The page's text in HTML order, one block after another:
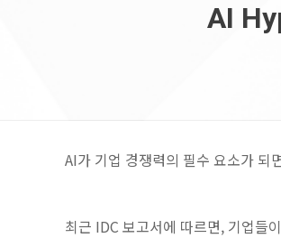
AI
AI가 기업 경쟁력의 필수 요소가 되
최근 IDC 보고서에 따르면, 기업들